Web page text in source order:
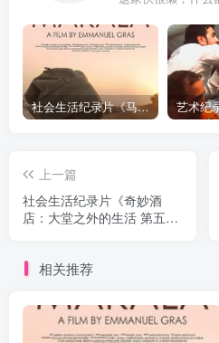
社会生活纪录片《马加拉 Makala》下载
上一篇
社会生活纪录片《奇妙酒
店：大堂之外的生活 第五季
相关推荐